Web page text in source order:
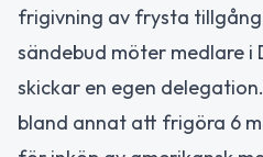
frigivning av frysta
sändebud möter medlare i
skickar en egen
bland annat att frigöra 6